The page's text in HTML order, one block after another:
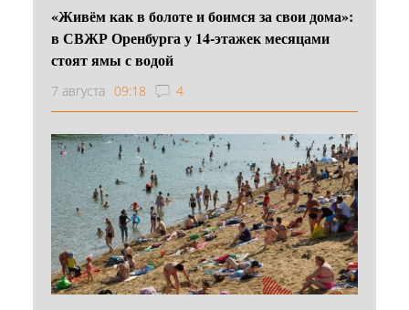
«Живём как в болоте и боимся за свои дома»:
в СВЖР Оренбурга у 14-этажек месяцами
стоят ямы с водой
7 августа 09:18 4